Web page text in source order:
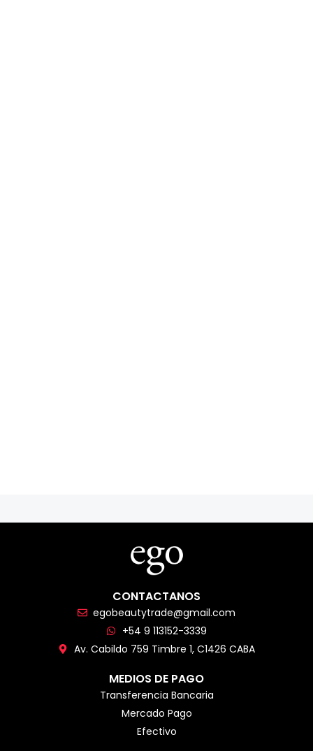
CONTACTANOS
egobeautytrade@gmail.com
+54 9 113152-3339
Av. Cabildo 759 Timbre 1, C1426 CABA
MEDIOS DE PAGO
Transferencia Bancaria
Mercado Pago
Efectivo